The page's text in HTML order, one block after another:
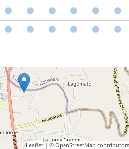
Leaflet| © OpenStreetMap contributors